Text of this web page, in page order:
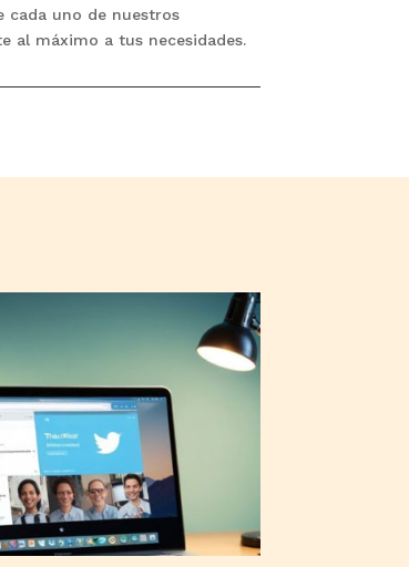
cada uno de nuestros
al máximo a tus necesidades.